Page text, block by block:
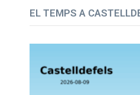
EL TEMPS A